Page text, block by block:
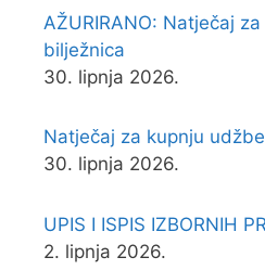
AŽURIRANO: Natječaj
bilježnica
30. lipnja 2026.
Natječaj za kupnju
30. lipnja 2026.
UPIS I ISPIS IZBORNIH
2. lipnja 2026.